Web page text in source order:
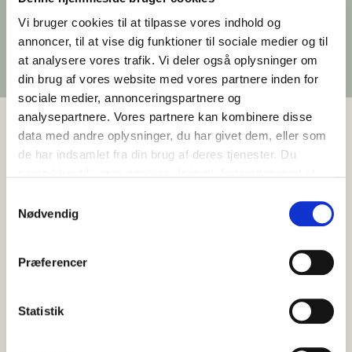
Vi bruger cookies til at tilpasse vores indhold og
annoncer, til at vise dig funktioner til sociale medier og til
at analysere vores trafik. Vi deler også oplysninger om
din brug af vores website med vores partnere inden for
sociale medier, annonceringspartnere og
analysepartnere. Vores partnere kan kombinere disse
data med andre oplysninger, du har givet dem, eller som
de har indsamlet fra din brug af deres tjenester. Du
Nødvendig
Præferencer
Statistik
erfaring fra markante venues i København til
havnen i Odense.
Udgivet 20. oktober 2022
Ved årsskiftet slår det nye DOK5000 dørene op,
moderniserede silopakhus på Odense Havn, der
har stået tomt, siden den tidligere ejer gik
Evenues er en større virksomhed med fokus på
Bryggen Venues og Moltkes Palæ i København,